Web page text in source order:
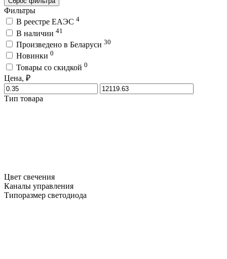
Фильтры
В реестре ЕАЭС 4
В наличии 41
Произведено в Беларуси 30
Новинки 0
Товары со скидкой 0
Цена, ₽
Тип товара
Цвет свечения
Каналы управления
Типоразмер светодиода